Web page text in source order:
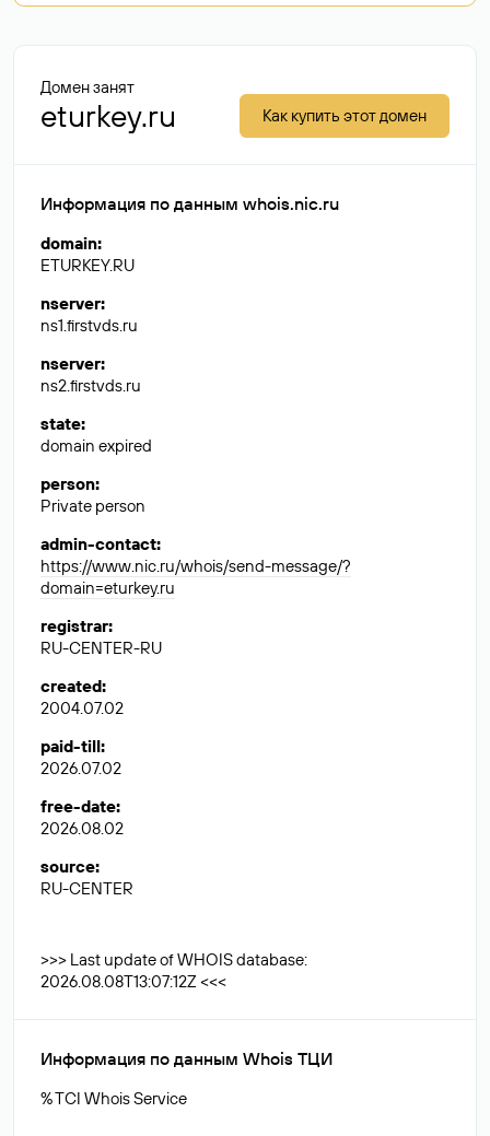
Домен занят
eturkey.ru Как купить этот домен
Информация по данным whois.nic.ru
domain:
ETURKEY.RU
nserver:
ns1.firstvds.ru
nserver:
ns2.firstvds.ru
state:
domain expired
person:
Private person
admin-contact:
https://www.nic.ru/whois/send-message/?
domain=eturkey.ru
registrar:
RU-CENTER-RU
created:
2004.07.02
paid-till:
2026.07.02
free-date:
2026.08.02
source:
RU-CENTER
>>> Last update of WHOIS database:
2026.08.08T13:07:12Z <<<
Информация по данным Whois ТЦИ
% TCI Whois Service